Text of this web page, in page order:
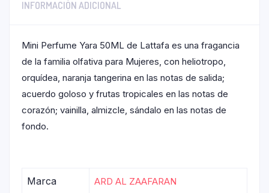
INFORMACIÓN ADICIONAL
Mini Perfume Yara 50ML de Lattafa es una fragancia
de la familia olfativa para Mujeres, con heliotropo,
orquídea, naranja tangerina en las notas de salida;
acuerdo goloso y frutas tropicales en las notas de
corazón; vainilla, almizcle, sándalo en las notas de
fondo.
Marca ARD AL ZAAFARAN